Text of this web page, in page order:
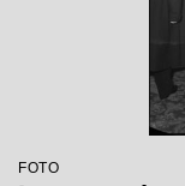
FOTO